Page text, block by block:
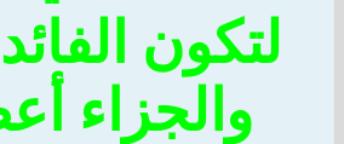
الفائدة
والجزاء